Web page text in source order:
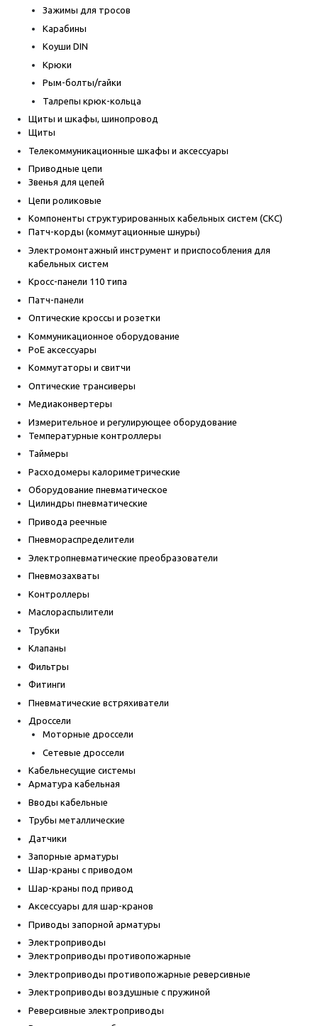
Зажимы для тросов
Карабины
Коуши DIN
Крюки
Рым-болты/гайки
Талрепы крюк-кольца
Щиты и шкафы, шинопровод
Щиты
Телекоммуникационные шкафы и аксессуары
Приводные цепи
Звенья для цепей
Цепи роликовые
Компоненты структурированных кабельных систем (СКС)
Патч-корды (коммутационные шнуры)
Электромонтажный инструмент и приспособления для
кабельных систем
Кросс-панели 110 типа
Патч-панели
Оптические кроссы и розетки
Коммуникационное оборудование
PoE аксессуары
Коммутаторы и свитчи
Оптические трансиверы
Медиаконвертеры
Измерительное и регулирующее оборудование
Температурные контроллеры
Таймеры
Расходомеры калориметрические
Оборудование пневматическое
Цилиндры пневматические
Привода реечные
Пневмораспределители
Электропневматические преобразователи
Пневмозахваты
Контроллеры
Маслораспылители
Трубки
Клапаны
Фильтры
Фитинги
Пневматические встряхиватели
Дроссели
Моторные дроссели
Сетевые дроссели
Кабельнесущие системы
Арматура кабельная
Вводы кабельные
Трубы металлические
Датчики
Запорные арматуры
Шар-краны с приводом
Шар-краны под привод
Аксессуары для шар-кранов
Приводы запорной арматуры
Электроприводы
Электроприводы противопожарные
Электроприводы противопожарные реверсивные
Электроприводы воздушные с пружиной
Реверсивные электроприводы